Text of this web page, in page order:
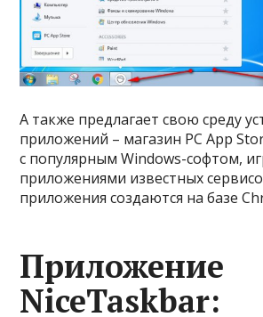
А также предлагает свою среду
приложений – магазин PC App
с популярным Windows-софтом,
приложениями известных
приложения создаются на базе
Приложение
NiceTaskbar: